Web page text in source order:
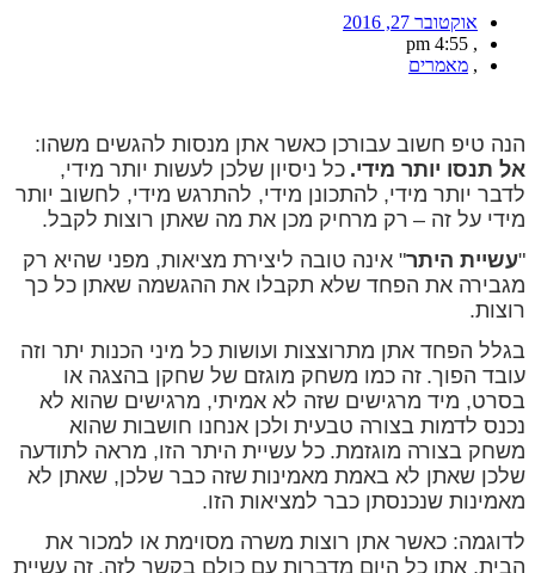
אוקטובר 27, 2016
,
4:55 pm
, מאמרים
הנה טיפ חשוב עבורכן כאשר אתן מנסות להגשים משהו:
אל תנסו יותר מידי. כל ניסיון שלכן לעשות יותר מידי,
לדבר יותר מידי, להתכונן מידי, להתרגש מידי, לחשוב יותר
מידי על זה – רק מרחיק מכן את מה שאתן רוצות לקבל.
"עשיית היתר" אינה טובה ליצירת מציאות, מפני שהיא רק
מגבירה את הפחד שלא תקבלו את ההגשמה שאתן כל כך
רוצות.
בגלל הפחד אתן מתרוצצות ועושות כל מיני הכנות יתר וזה
עובד הפוך. זה כמו משחק מוגזם של שחקן בהצגה או
בסרט, מיד מרגישים שזה לא אמיתי, מרגישים שהוא לא
נכנס לדמות בצורה טבעית ולכן אנחנו חושבות שהוא
משחק בצורה מוגזמת. כל עשיית היתר הזו, מראה לתודעה
שלכן שאתן לא באמת מאמינות שזה כבר שלכן, שאתן לא
מאמינות שנכנסתן כבר למציאות הזו.
לדוגמה: כאשר אתן רוצות משרה מסוימת או למכור את
הבית, אתן כל היום מדברות עם כולם בקשר לזה. זה עשיית